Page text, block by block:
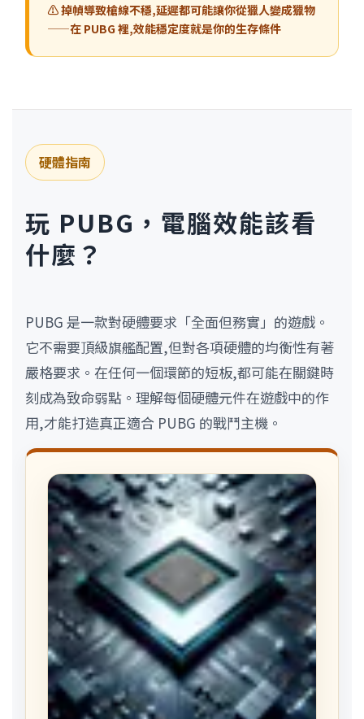
⚠️ 掉幀導致槍線不穩,延遲都可能讓你從獵人變成獵物
——在 PUBG 裡,效能穩定度就是你的生存條件
硬體指南
玩 PUBG，電腦效能該看
什麼？
PUBG 是一款對硬體要求「全面但務實」的遊戲。
它不需要頂級旗艦配置,但對各項硬體的均衡性有著
嚴格要求。在任何一個環節的短板,都可能在關鍵時
刻成為致命弱點。理解每個硬體元件在遊戲中的作
用,才能打造真正適合 PUBG 的戰鬥主機。